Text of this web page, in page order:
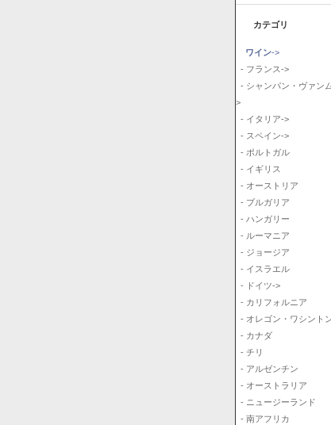
カテゴリ
ワイン->
- フランス->
- シャンパン・ヴァン
>
- イタリア->
- スペイン->
- ポルトガル
- イギリス
- オーストリア
- ブルガリア
- ハンガリー
- ルーマニア
- ジョージア
- イスラエル
- ドイツ->
- カリフォルニア
- オレゴン・ワシント
- カナダ
- チリ
- アルゼンチン
- オーストラリア
- ニュージーランド
- 南アフリカ